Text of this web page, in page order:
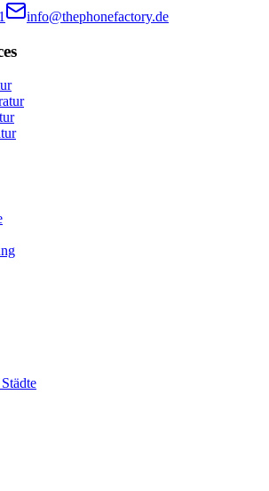
info@thephonefactory.de